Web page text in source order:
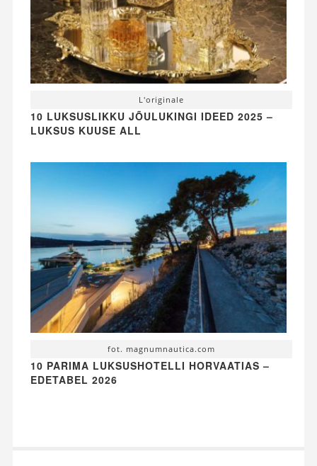
L'originale
10 LUKSUSLIKKU JÕULUKINGI IDEED 2025 –
LUKSUS KUUSE ALL
fot. magnumnautica.com
10 PARIMA LUKSUSHOTELLI HORVAATIAS –
EDETABEL 2026